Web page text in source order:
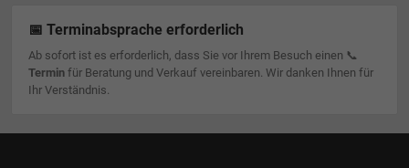
📅 Terminabsprache erforderlich
Ab sofort ist es erforderlich, dass Sie vor Ihrem Besuch einen 📞
Terminfür Beratung und Verkauf vereinbaren. Wir danken Ihnen für
Ihr Verständnis.